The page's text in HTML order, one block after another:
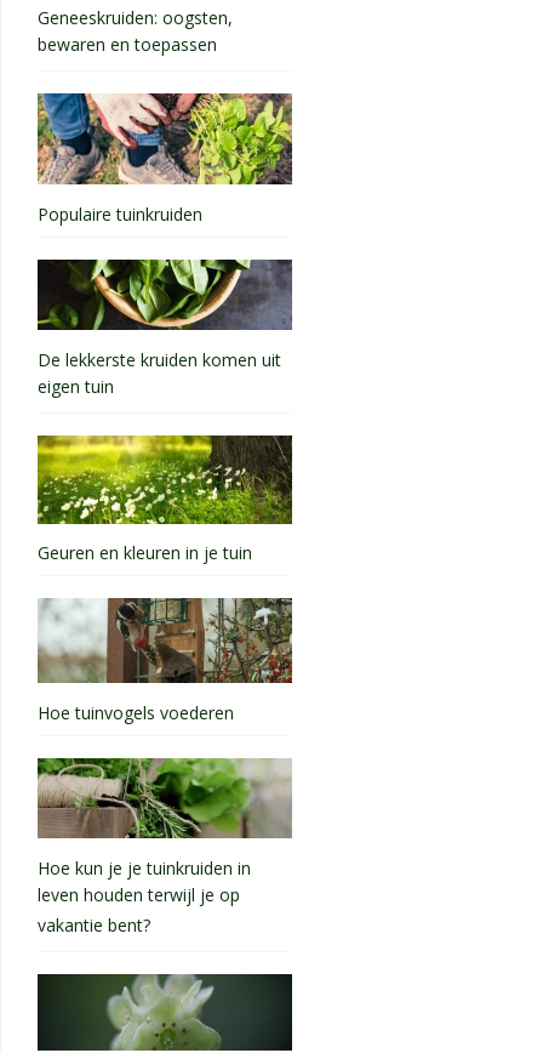
Geneeskruiden: oogsten,
bewaren en toepassen
Populaire tuinkruiden
De lekkerste kruiden komen uit
eigen tuin
Geuren en kleuren in je tuin
Hoe tuinvogels voederen
Hoe kun je je tuinkruiden in
leven houden terwijl je op
vakantie bent?